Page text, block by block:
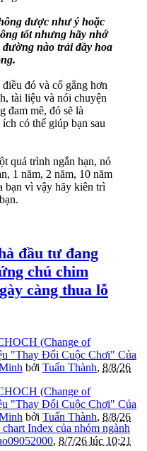
được như ý hoặc
tốt nhưng hãy nhớ
nào trải đầy hoa
đó và cố gắng hơn
tài liệu và nói chuyện
đam mê, đó sẽ là
có thể giúp bạn sau
quá trình ngắn hạn, nó
1 năm, 2 năm, 10 năm
bạn vì vậy hãy kiên trì
đầu tư đang
chú chim
càng thua lỗ
(Change of
"Thay Đổi Cuộc Chơi" Của
bởi Tuấn Thành, 8/8/26
(Change of
"Thay Đổi Cuộc Chơi" Của
bởi Tuấn Thành, 8/8/26
Index của nhóm ngành
, 8/7/26 lúc 10:21